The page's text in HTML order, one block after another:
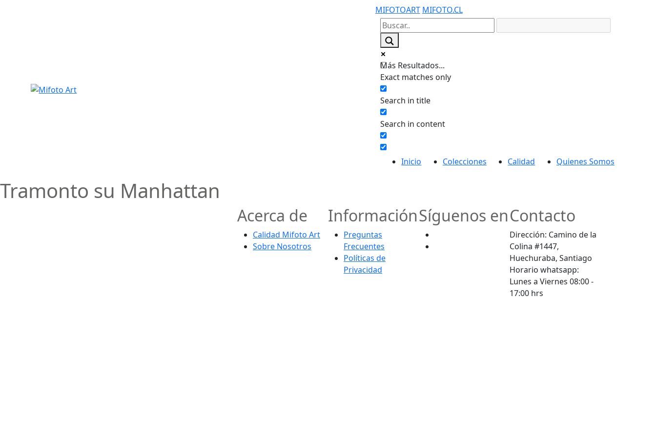
MIFOTOART MIFOTO.CL
Más Resultados...
Exact matches only
Search in title
Search in content
Inicio Colecciones Calidad Quienes Somos
Tramonto su Manhattan
Acerca de
Calidad Mifoto Art
Sobre Nosotros
Información
Preguntas
Frecuentes
Políticas de
Privacidad
Síguenos enContacto
Dirección: Camino de la
Colina #1447,
Huechuraba, Santiago
Horario whatsapp:
Lunes a Viernes 08:00 -
17:00 hrs